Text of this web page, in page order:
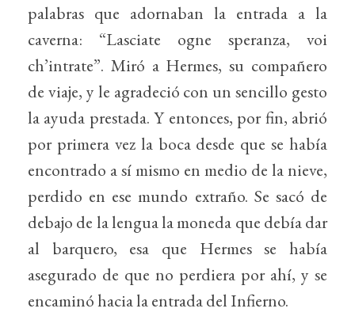
palabras que adornaban la entrada a la
caverna: “Lasciate ogne speranza, voi
ch’intrate”. Miró a Hermes, su compañero
de viaje, y le agradeció con un sencillo gesto
la ayuda prestada. Y entonces, por fin, abrió
por primera vez la boca desde que se había
encontrado a sí mismo en medio de la nieve,
perdido en ese mundo extraño. Se sacó de
debajo de la lengua la moneda que debía dar
al barquero, esa que Hermes se había
asegurado de que no perdiera por ahí, y se
encaminó hacia la entrada del Infierno.